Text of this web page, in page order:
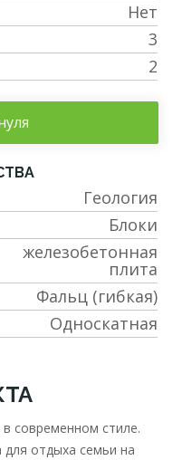
Нет
3
2
Геология
Блоки
железобетонная
плита
Фальц (гибкая)
Односкатная
современном стиле.
отдыха семьи на